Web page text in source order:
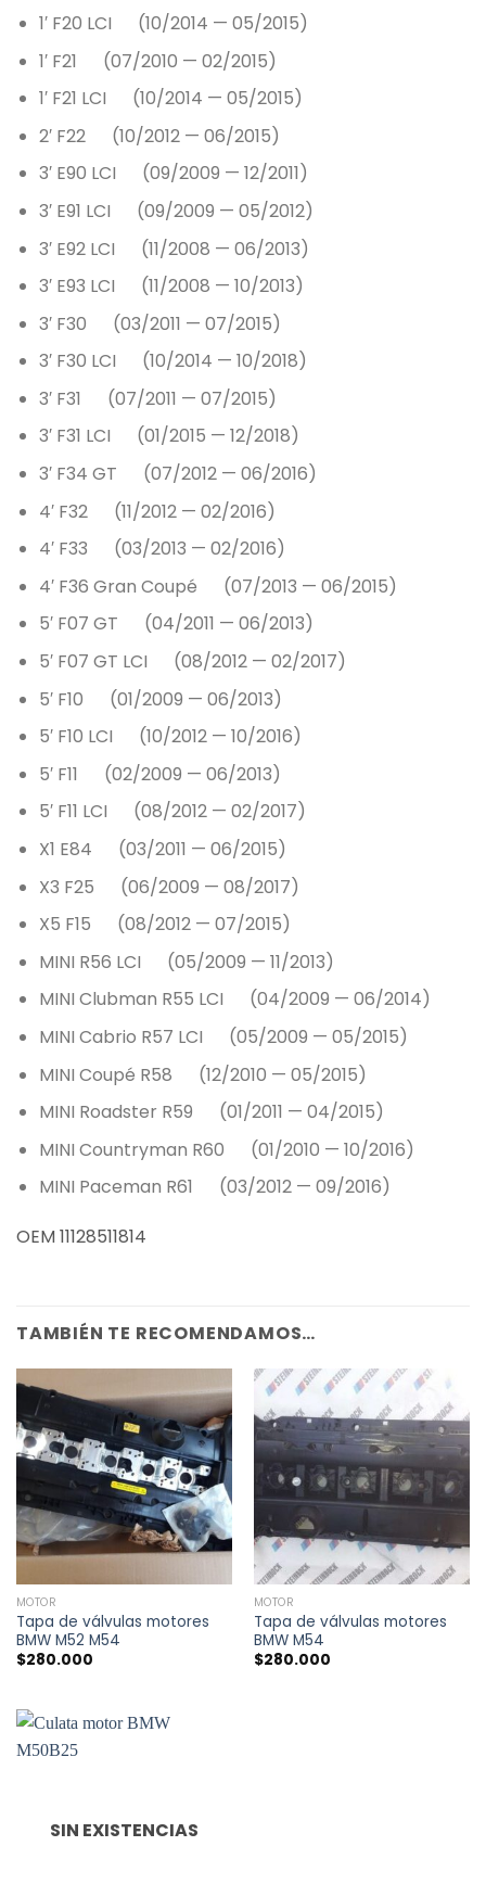
1′ F20 LCI (10/2014 — 05/2015)
1′ F21 (07/2010 — 02/2015)
1′ F21 LCI (10/2014 — 05/2015)
2′ F22 (10/2012 — 06/2015)
3′ E90 LCI (09/2009 — 12/2011)
3′ E91 LCI (09/2009 — 05/2012)
3′ E92 LCI (11/2008 — 06/2013)
3′ E93 LCI (11/2008 — 10/2013)
3′ F30 (03/2011 — 07/2015)
3′ F30 LCI (10/2014 — 10/2018)
3′ F31 (07/2011 — 07/2015)
3′ F31 LCI (01/2015 — 12/2018)
3′ F34 GT (07/2012 — 06/2016)
4′ F32 (11/2012 — 02/2016)
4′ F33 (03/2013 — 02/2016)
4′ F36 Gran Coupé (07/2013 — 06/2015)
5′ F07 GT (04/2011 — 06/2013)
5′ F07 GT LCI (08/2012 — 02/2017)
5′ F10 (01/2009 — 06/2013)
5′ F10 LCI (10/2012 — 10/2016)
5′ F11 (02/2009 — 06/2013)
5′ F11 LCI (08/2012 — 02/2017)
X1 E84 (03/2011 — 06/2015)
X3 F25 (06/2009 — 08/2017)
X5 F15 (08/2012 — 07/2015)
MINI R56 LCI (05/2009 — 11/2013)
MINI Clubman R55 LCI (04/2009 — 06/2014)
MINI Cabrio R57 LCI (05/2009 — 05/2015)
MINI Coupé R58 (12/2010 — 05/2015)
MINI Roadster R59 (01/2011 — 04/2015)
MINI Countryman R60 (01/2010 — 10/2016)
MINI Paceman R61 (03/2012 — 09/2016)
OEM 11128511814
TAMBIÉN TE RECOMENDAMOS…
MOTOR
Tapa de válvulas motores
BMW M52 M54
$280.000
MOTOR
Tapa de válvulas motores
BMW M54
$280.000
SIN EXISTENCIAS